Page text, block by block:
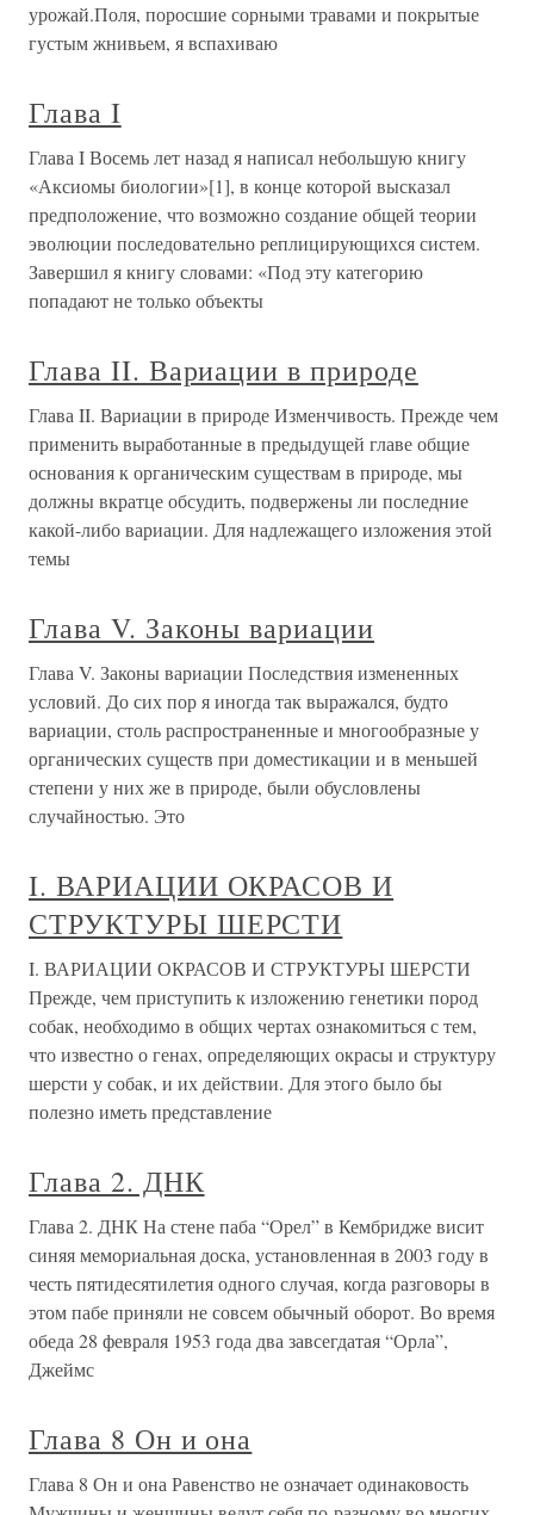
урожай.Поля, поросшие сорными травами и покрытые
густым жнивьем, я вспахиваю
Глава I
Глава I Восемь лет назад я написал небольшую книгу
«Аксиомы биологии»[1], в конце которой высказал
предположение, что возможно создание общей теории
эволюции последовательно реплицирующихся систем.
Завершил я книгу словами: «Под эту категорию
попадают не только объекты
Глава II. Вариации в природе
Глава II. Вариации в природе Изменчивость. Прежде чем
применить выработанные в предыдущей главе общие
основания к органическим существам в природе, мы
должны вкратце обсудить, подвержены ли последние
какой-либо вариации. Для надлежащего изложения этой
темы
Глава V. Законы вариации
Глава V. Законы вариации Последствия измененных
условий. До сих пор я иногда так выражался, будто
вариации, столь распространенные и многообразные у
органических существ при доместикации и в меньшей
степени у них же в природе, были обусловлены
случайностью. Это
I. ВАРИАЦИИ ОКРАСОВ И
СТРУКТУРЫ ШЕРСТИ
I. ВАРИАЦИИ ОКРАСОВ И СТРУКТУРЫ ШЕРСТИ
Прежде, чем приступить к изложению генетики пород
собак, необходимо в общих чертах ознакомиться с тем,
что известно о генах, определяющих окрасы и структуру
шерсти у собак, и их действии. Для этого было бы
полезно иметь представление
Глава 2. ДНК
Глава 2. ДНК На стене паба “Орел” в Кембридже висит
синяя мемориальная доска, установленная в 2003 году в
честь пятидесятилетия одного случая, когда разговоры в
этом пабе приняли не совсем обычный оборот. Во время
обеда 28 февраля 1953 года два завсегдатая “Орла”,
Джеймс
Глава 8 Он и она
Глава 8 Он и она Равенство не означает одинаковость